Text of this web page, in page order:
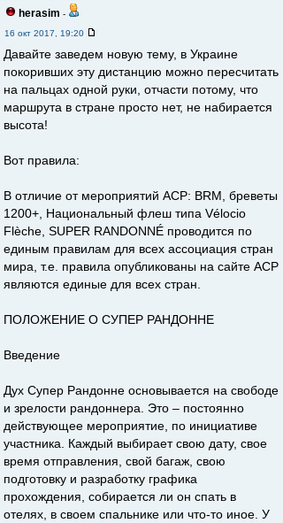
herasim -
16 окт 2017, 19:20
Давайте заведем новую тему, в Украине
покоривших эту дистанцию можно пересчитать
на пальцах одной руки, отчасти потому, что
маршрута в стране просто нет, не набирается
высота!
Вот правила:
В отличие от мероприятий АСР: BRM, бреветы
1200+, Национальный флеш типа Vélocio
Flèche, SUPER RANDONNÉ проводится по
единым правилам для всех ассоциация стран
мира, т.е. правила опубликованы на сайте АСР
являются единые для всех стран.
ПОЛОЖЕНИЕ О СУПЕР РАНДОННЕ
Введение
Дух Супер Рандонне основывается на свободе
и зрелости рандоннера. Это – постоянно
действующее мероприятие, по инициативе
участника. Каждый выбирает свою дату, свое
время отправления, свой багаж, свою
подготовку и разработку графика
прохождения, собирается ли он спать в
отелях, в своем спальнике или что-то иное. У